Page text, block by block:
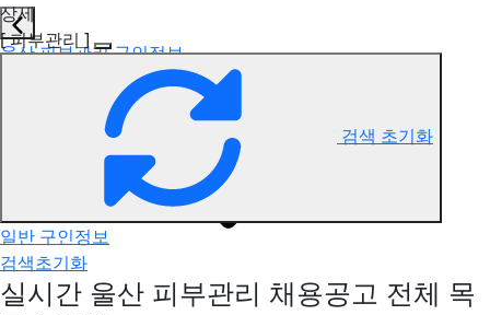
울산 피부관리 구인정보
상세
[ 피부관리 ]
검색 초기화
일반 구인정보
검색초기화
실시간 울산 피부관리 채용공고 전체 목